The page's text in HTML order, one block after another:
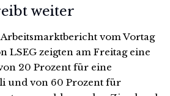
weiter
vom Vortag
LSEG zeigten am Freitag eine
20 Prozent für eine
und von 60 Prozent für